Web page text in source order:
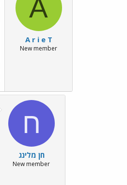
A
A r i e T
New member
ח
חן מלינג
New member